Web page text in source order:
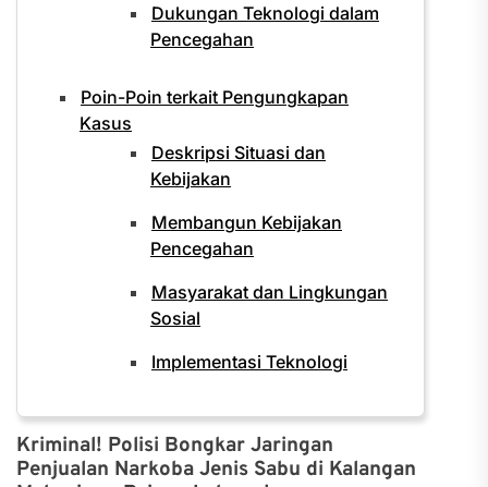
Dukungan Teknologi dalam
Pencegahan
Poin-Poin terkait Pengungkapan
Kasus
Deskripsi Situasi dan
Kebijakan
Membangun Kebijakan
Pencegahan
Masyarakat dan Lingkungan
Sosial
Implementasi Teknologi
Kriminal! Polisi Bongkar Jaringan
Penjualan Narkoba Jenis Sabu di Kalangan